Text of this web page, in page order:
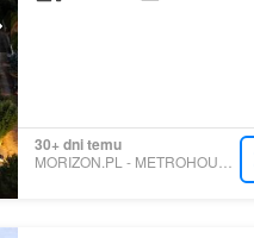
30+ dni temu
MORIZON.PL - METROHOUSE FRANCHISE S.A.